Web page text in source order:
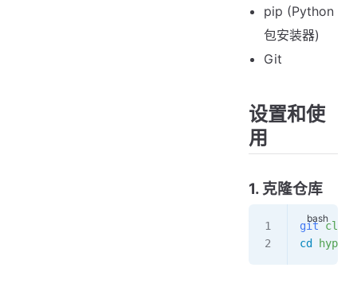
pip (Python
包安装器)
Git
设置和使
用
1. 克隆仓库
git clone
cd